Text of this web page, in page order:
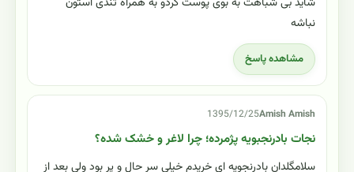
نباشه
مشاهده پاسخ
Amish Amish
1395/12/25
نجات بادرنجبویه پژمرده؛ چرا لاغر و خشک شده؟
سلامگلدان بادرنجویه ای خریدم خیلی سر حال و پر بود ولی بعد از